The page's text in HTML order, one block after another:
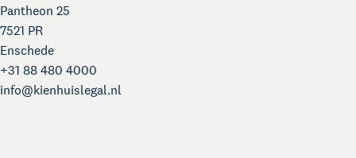
Pantheon 25
7521 PR
Enschede
+31 88 480 4000
info@kienhuislegal.nl